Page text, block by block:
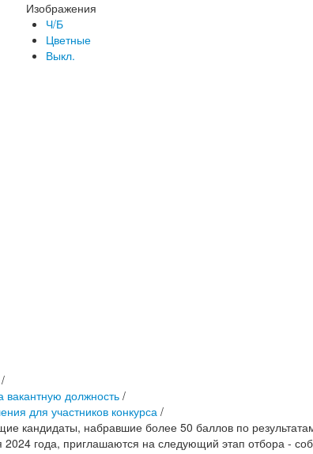
Изображения
Ч/Б
Цветные
Выкл.
/
вакантную должность /
для участников конкурса /
кандидаты, набравшие более 50 баллов по
года, приглашаются на следующий этап отбора -